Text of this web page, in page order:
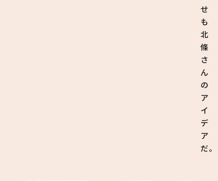
せ
も
北
條
さ
ん
の
ア
イ
デ
ア
だ。